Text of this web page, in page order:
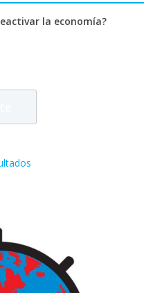
la economía?